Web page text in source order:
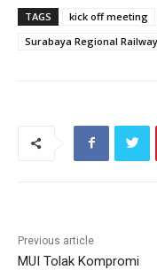
TAGS kick off meeting
Surabaya Regional
Previous article
MUI Tolak Kompromi